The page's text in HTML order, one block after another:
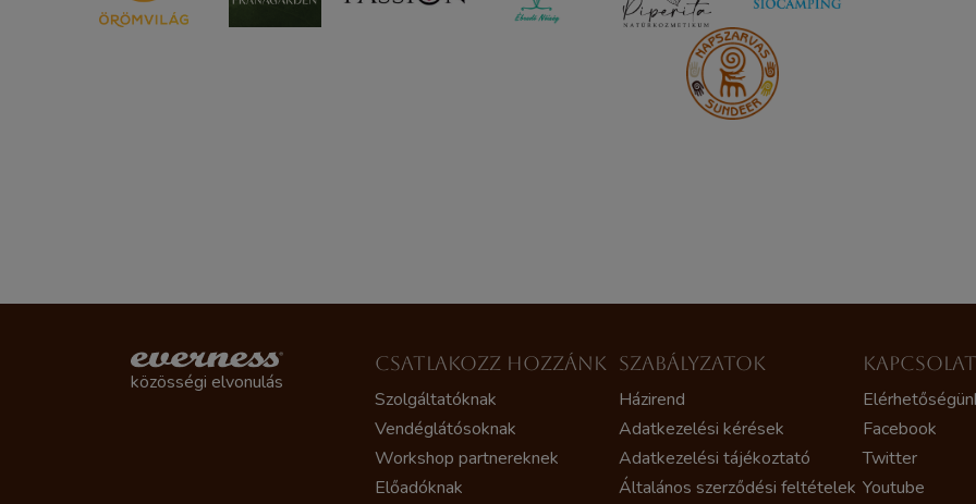
közösségi elvonulás
CSATLAKOZZ HOZZÁNK
Szolgáltatóknak
Vendéglátósoknak
Workshop partnereknek
Előadóknak
SZABÁLYZATOK
Házirend
Adatkezelési kérések
Adatkezelési tájékoztató
Általános szerződési feltételek
KAPCSOLAT
Facebook
Twitter
Youtube